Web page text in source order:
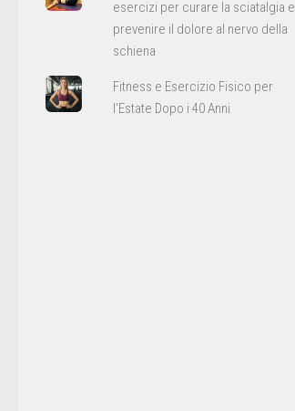
esercizi per curare la sciatalgia e
prevenire il dolore al nervo della
schiena
Fitness e Esercizio Fisico per
l'Estate Dopo i 40 Anni